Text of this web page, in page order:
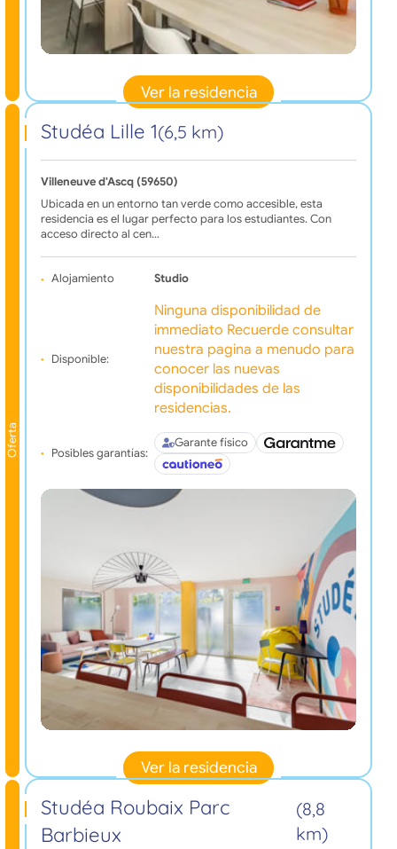
Ver la residencia
Oferta
Studéa Lille 1(6,5 km)
Villeneuve d'Ascq (59650)
Ubicada en un entorno tan verde como accesible, esta
residencia es el lugar perfecto para los estudiantes. Con
acceso directo al cen…
Alojamiento Studio
Disponible:
Ninguna disponibilidad de
immediato Recuerde consultar
nuestra pagina a menudo para
conocer las nuevas
disponibilidades de las
residencias.
Posibles garantías:
Garante físico
Ver la residencia
Studéa Roubaix Parc
Barbieux
(8,8
km)